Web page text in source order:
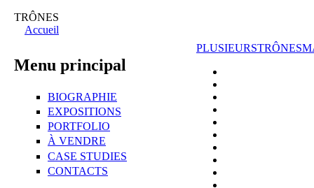
TRÔNES
Accueil
Menu principal
BIOGRAPHIE
EXPOSITIONS
PORTFOLIO
À VENDRE
CASE STUDIES
CONTACTS
PLUSIEURSTRÔNES